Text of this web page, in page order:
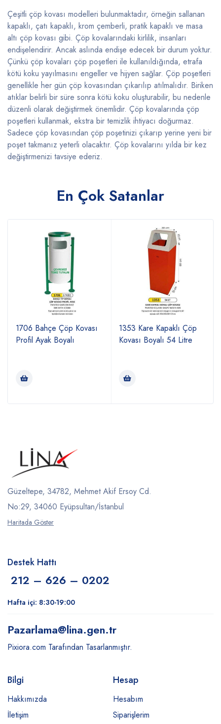
Çeşitli çöp kovası modelleri bulunmaktadır, örneğin sallanan
kapaklı, çatı kapaklı, krom çemberli, pratik kapaklı ve masa
altı çöp kovası gibi. Çöp kovalarındaki kirlilik, insanları
endişelendirir. Ancak aslında endişe edecek bir durum yoktur.
Çünkü çöp kovaları çöp poşetleri ile kullanıldığında, etrafa
kötü koku yayılmasını engeller ve hijyen sağlar. Çöp poşetleri
genellikle her gün çöp kovasından çıkarılıp atılmalıdır. Biriken
atıklar belirli bir süre sonra kötü koku oluşturabilir, bu nedenle
düzenli olarak değiştirmek önemlidir. Çöp kovalarında çöp
poşetleri kullanmak, ekstra bir temizlik ihtiyacı doğurmaz.
Sadece çöp kovasından çöp poşetinizi çıkarıp yerine yeni bir
poşet takmanız yeterli olacaktır. Çöp kovalarını yılda bir kez
değiştirmenizi tavsiye ederiz.
En Çok Satanlar
1706 Bahçe Çöp Kovası
Profil Ayak Boyalı
1353 Kare Kapaklı Çöp
Kovası Boyalı 54 Litre
Güzeltepe, 34782, Mehmet Akif Ersoy Cd.
No:29, 34060 Eyüpsultan/İstanbul
Haritada Göster
Destek Hattı
212 – 626 – 0202
Hafta içi: 8:30-19:00
Pazarlama@lina.gen.tr
Pixiora.com Tarafından Tasarlanmıştır.
Bilgi
Hakkımızda
İletişim
Hesap
Hesabım
Siparişlerim